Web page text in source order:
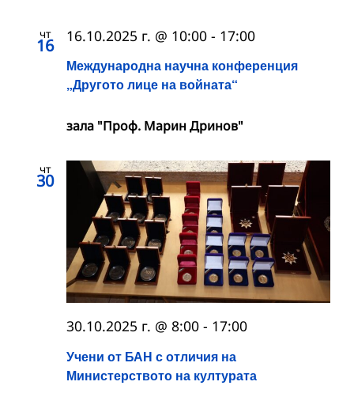
чт
16
Международна научна конференция
„Другото лице на войната“
16.10.2025 г. @ 10:00 - 17:00
зала "Проф. Марин Дринов"
чт
30
Учени от БАН с отличия на
Министерството на културата
30.10.2025 г. @ 8:00 - 17:00